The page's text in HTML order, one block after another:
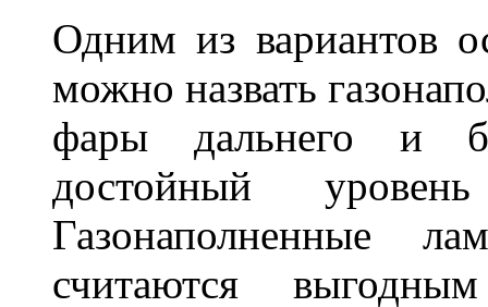
Одним из вариантов
можно назвать
фары дальнего и
достойный
Газонаполненные
считаются